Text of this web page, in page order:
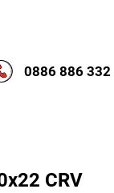
0886 886 332
CRV